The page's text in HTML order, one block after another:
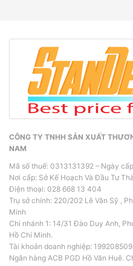
CÔNG TY TNHH SẢN XUẤT
NAM
Mã số thuế: 0313131392 – Ngày
Nơi cấp: Sở Kế Hoạch Và Đầu Tư
Điện thoại: 028 668 13 404
Trụ sở chính: 220/202 Lê Văn Sỹ ,
Minh
Chi nhánh 1: 14/31 Đào Duy Anh,
Hồ Chí Minh.
Tài khoản doanh nghiệp: 199208509
Ngân hàng ACB PGD Hồ Văn Huê.